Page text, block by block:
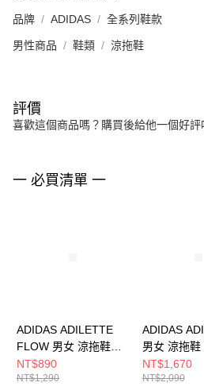
品牌 ADIDAS 全系列鞋款
男性商品 鞋類 涼拖鞋
評價
喜歡這個商品嗎？購買後給他一個好評
一 必買清單 一
ADIDAS ADILETTE
FLOW 男女 涼拖鞋
JS3575
NT$890
NT$1,290
ADIDAS
男女 涼拖
NT$1,670
NT$2,090